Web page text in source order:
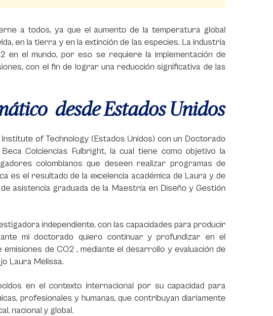
a todos, ya que el aumento de la temperatura global
en la tierra y en la extinción de las especies. La industria
en el mundo, por eso se requiere la implementación de
con el fin de lograr una reducción significativa de las
desde Estados Unidos
of Technology (Estados Unidos) con un Doctorado
Colciencias Fulbright, la cual tiene como objetivo la
colombianos que deseen realizar programas de
es el resultado de la excelencia académica de Laura y de
asistencia graduada de la Maestría en Diseño y Gestión
independiente, con las capacidades para producir
mi doctorado quiero continuar y profundizar en el
de CO2 , mediante el desarrollo y evaluación de
Laura Melissa.
en el contexto internacional por su capacidad para
profesionales y humanas, que contribuyan diariamente
nacional y global.